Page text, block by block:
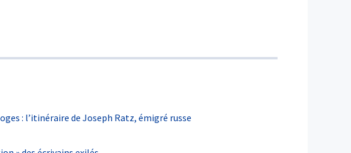
: l’itinéraire de Joseph Ratz, émigré russe